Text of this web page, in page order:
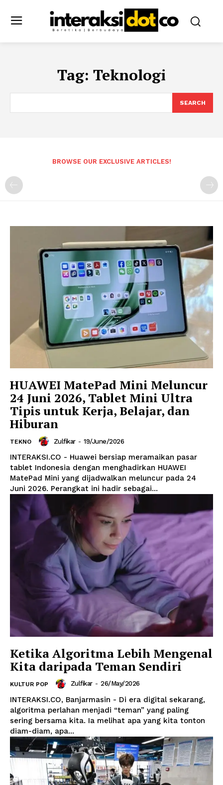
Tag: Teknologi
SEARCH
BROWSE OUR EXCLUSIVE ARTICLES!
HUAWEI MatePad Mini Meluncur
24 Juni 2026, Tablet Mini Ultra
Tipis untuk Kerja, Belajar, dan
Hiburan
TEKNO Zulfikar - 19/June/2026
INTERAKSI.CO - Huawei bersiap meramaikan pasar
tablet Indonesia dengan menghadirkan HUAWEI
MatePad Mini yang dijadwalkan meluncur pada 24
Juni 2026. Perangkat ini hadir sebagai...
Ketika Algoritma Lebih Mengenal
Kita daripada Teman Sendiri
KULTUR POP Zulfikar - 26/May/2026
INTERAKSI.CO, Banjarmasin - Di era digital sekarang,
algoritma perlahan menjadi “teman” yang paling
sering bersama kita. Ia melihat apa yang kita tonton
diam-diam, apa...